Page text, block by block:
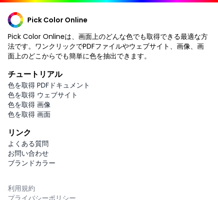
Pick Color Online
Pick Color Onlineは、画面上のどんな色でも取得できる最適な方
法です。ワンクリックでPDFファイルやウェブサイト、画像、画
面上のどこからでも簡単に色を抽出できます。
チュートリアル
色を取得 PDFドキュメント
色を取得 ウェブサイト
色を取得 画像
色を取得 画面
リンク
よくある質問
お問い合わせ
ブランドカラー
利用規約
プライバシーポリシー